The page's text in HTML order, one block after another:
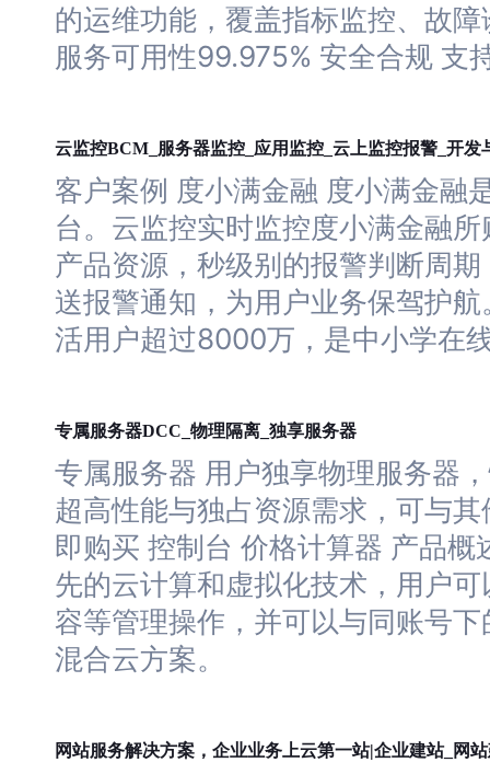
的运维功能，覆盖指标监控、故
服务可用性99.975% 安全合规 支
云监控BCM_ 服务器监控_应用监控_ 云 上监控报警_开发
客户案例 度小满金融 度小满金融
台。 云监控实时监控度小满金融所
产品资源，秒级别的报警判断周
送报警通知，为用户业务保驾护
活用户超过8000万，是中小学在
专属服务器DCC_物理隔离_独享服务器
专属服务器 用户独享物理服务器
超高性能与独占资源需求，可与其
即购买 控制台 价格计算器 产品概
先的云计算和虚拟化技术，用户
容等管理操作，并可以与同账号下
混合云方案。
网站服务解决方案，企业业务上云第一站|企业建站_ 网站